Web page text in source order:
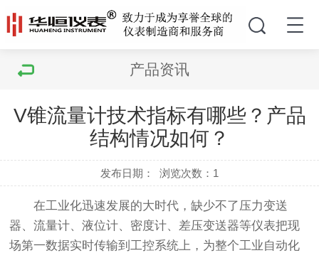
产品资讯
V锥流量计技术指标有哪些？产品
结构情况如何？
发布日期： 浏览次数： 1
在工业化迅速发展的大时代，缺少不了压力变送
器、流量计、液位计、密度计、差压变送器等仪表把现
场第一数据实时传输到工控系统上，为整个工业自动化